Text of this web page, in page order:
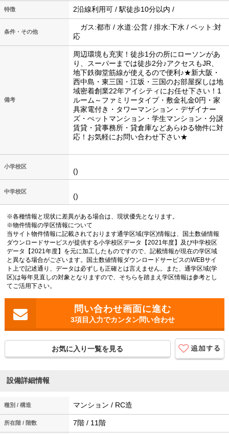
特徴 2沿線利用可 / 駅徒歩10分以内 /
条件・その他
ガス:都市 / 水道:公営 / 排水:下水 / ペット:対
応
備考
周辺環境も充実！徒歩1分の所にローソンがあ
り、スーパーまでは徒歩2分♪アクセスもJR、
地下鉄御堂筋線が使えるので便利♪★新大阪・
西中島・東三国・江坂・三国のお部屋探しは地
域密着創業22年アイシティにお任せ下さい！1
ルーム～ファミリータイプ・敷金礼金0円・家
具家電付き・タワーマンション・デザイナー
ズ・ぺットマンション・学生マンション・分譲
賃貸・貸事務所・貸倉庫などあらゆる物件に対
応！お気軽にお問い合わせ下さい★
小学校区
()
中学校区
()
※各種情報と現状に差異がある場合は、現状優先となります。
※物件情報の学区情報について
当サイト物件情報に記載されております通学区域(学区)情報は、国土数値情報
ダウンロードサービスが提供する小学校区データ【2021年度】及び中学校区
データ【2021年度】を元に加工したものですので、記載情報が現在の学区域
と異なる場合がございます。国土数値情報ダウンロードサービスのWEBサイ
ト上で記述通り、データは必ずしも正確とは言えません。また、通学区域(学
区)は毎年見直しの対象となりますので、そちらを踏まえ学区情報は参考とし
てご活用下さい。
3項目入力でカンタン問い合わせ
お気に入り一覧を見る
設備詳細情報
種別 / 構造 マンション / RC造
所在階 / 階数 7階 / 11階